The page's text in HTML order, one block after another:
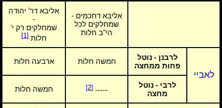
אליבא דחכמים -
שמחלקים לכל
הי"ב חלות
אליבא דר' יהודה
-
שמחלקים רק י'
חלות[1]
לאביי
לרבנן - נוטל
פחות ממחצה
חמשה חלות ארבעה חלות
לרבי - נוטל
מחצה
-----
[2] חמשה חלות